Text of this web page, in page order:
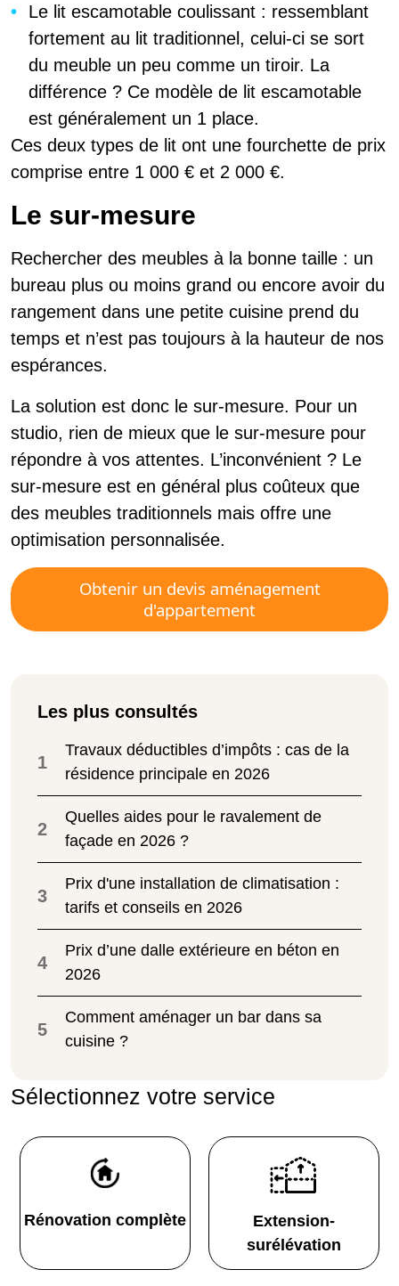
Le lit escamotable coulissant : ressemblant
fortement au lit traditionnel, celui-ci se sort
du meuble un peu comme un tiroir. La
différence ? Ce modèle de lit escamotable
est généralement un 1 place.
Ces deux types de lit ont une fourchette de prix
comprise entre 1 000 € et 2 000 €.
Le sur-mesure
Rechercher des meubles à la bonne taille : un
bureau plus ou moins grand ou encore avoir du
rangement dans une petite cuisine prend du
temps et n’est pas toujours à la hauteur de nos
espérances.
La solution est donc le sur-mesure. Pour un
studio, rien de mieux que le sur-mesure pour
répondre à vos attentes. L’inconvénient ? Le
sur-mesure est en général plus coûteux que
des meubles traditionnels mais offre une
optimisation personnalisée.
Obtenir un devis aménagement
d'appartement
Les plus consultés
1
Travaux déductibles d’impôts : cas de la
résidence principale en 2026
2
Quelles aides pour le ravalement de
façade en 2026 ?
3
Prix d'une installation de climatisation :
tarifs et conseils en 2026
4
Prix d’une dalle extérieure en béton en
2026
5
Comment aménager un bar dans sa
cuisine ?
Sélectionnez votre service
Rénovation complète
Extension-
surélévation